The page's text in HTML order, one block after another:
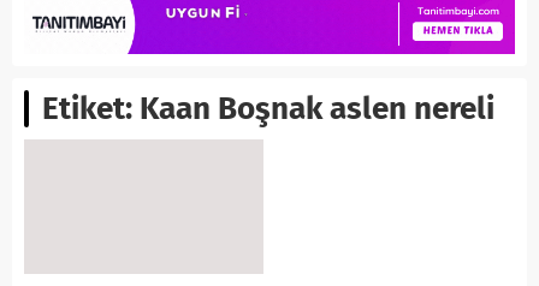
Etiket: Kaan Boşnak aslen nereli